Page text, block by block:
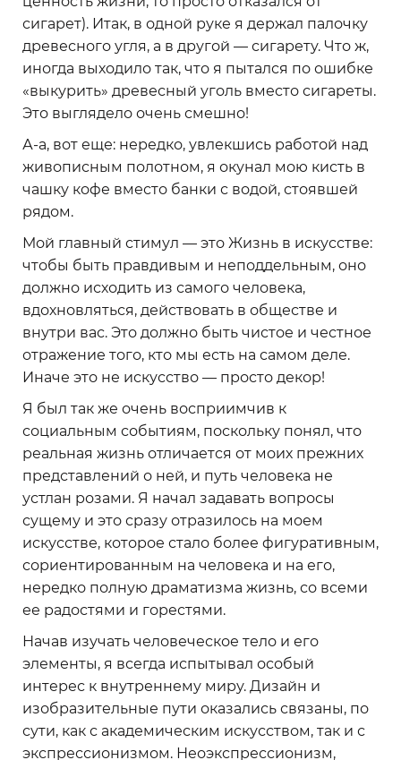
сигарет). Итак, в одной руке я держал палочку
древесного угля, а в другой — сигарету. Что ж,
иногда выходило так, что я пытался по ошибке
«выкурить» древесный уголь вместо сигареты.
Это выглядело очень смешно!
А-а, вот еще: нередко, увлекшись работой над
живописным полотном, я окунал мою кисть в
чашку кофе вместо банки с водой, стоявшей
рядом.
Мой главный стимул — это Жизнь в искусстве:
чтобы быть правдивым и неподдельным, оно
должно исходить из самого человека,
вдохновляться, действовать в обществе и
внутри вас. Это должно быть чистое и честное
отражение того, кто мы есть на самом деле.
Иначе это не искусство — просто декор!
Я был так же очень восприимчив к
социальным событиям, поскольку понял, что
реальная жизнь отличается от моих прежних
представлений о ней, и путь человека не
устлан розами. Я начал задавать вопросы
сущему и это сразу отразилось на моем
искусстве, которое стало более фигуративным,
сориентированным на человека и на его,
нередко полную драматизма жизнь, со всеми
ее радостями и горестями.
Начав изучать человеческое тело и его
элементы, я всегда испытывал особый
интерес к внутреннему миру. Дизайн и
изобразительные пути оказались связаны, по
сути, как с академическим искусством, так и с
экспрессионизмом. Неоэкспрессионизм,